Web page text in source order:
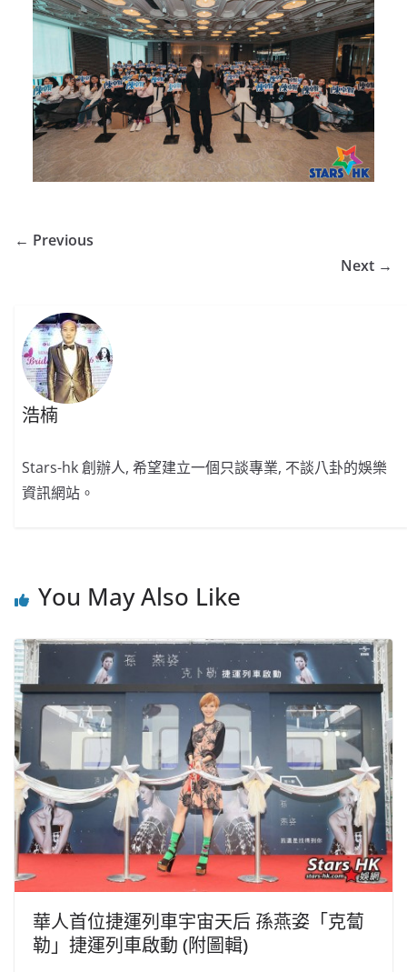
← Previous
Next →
浩楠
Stars-hk 創辦人, 希望建立一個只談專業, 不談八卦的娛樂
資訊網站。
You May Also Like
華人首位捷運列車宇宙天后 孫燕姿「克蔔
勒」捷運列車啟動 (附圖輯)